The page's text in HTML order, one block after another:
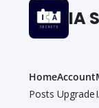
IA
Home
Posts
Account
Upgrade